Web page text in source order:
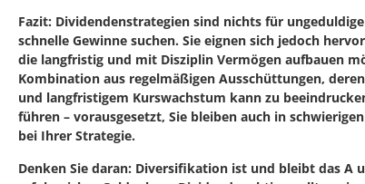
Fazit: Dividendenstrategien sind nichts für
schnelle Gewinne suchen. Sie eignen sich jedoch
die langfristig und mit Disziplin Vermögen aufbauen
Kombination aus regelmäßigen Ausschüttungen,
und langfristigem Kurswachstum kann zu
führen – vorausgesetzt, Sie bleiben auch in
bei Ihrer Strategie.
Denken Sie daran: Diversifikation ist und bleibt das A